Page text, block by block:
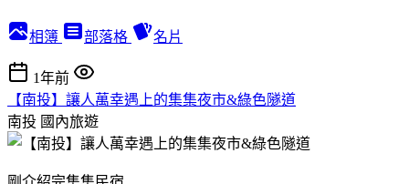
相簿 部落格 名片
1年前
【南投】讓人萬幸遇上的集集夜市&綠色隧道
南投 國內旅遊